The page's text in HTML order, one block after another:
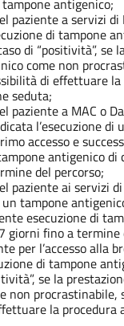
tampone antigenico;
paziente a servizi
di tampone
di “positività”, se
come non
di effettuare la
seduta;
paziente a MAC o
l’esecuzione di
accesso e
antigenico
del percorso;
paziente ai servizi
un tampone
esecuzione di
giorni fino a termine
per l’accesso alla
di tampone
se la
non
la procedura